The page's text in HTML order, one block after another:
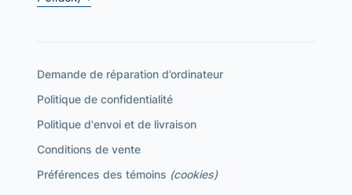
Demande de réparation d’ordinateur
Politique de confidentialité
Politique d'envoi et de livraison
Conditions de vente
Préférences des témoins (cookies)